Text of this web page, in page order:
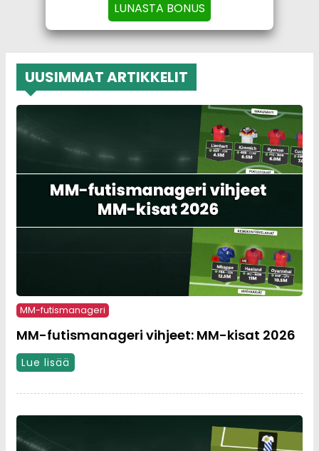
LUNASTA BONUS
UUSIMMAT ARTIKKELIT
MM-futismanageri
MM-futismanageri vihjeet: MM-kisat 2026
Lue lisää